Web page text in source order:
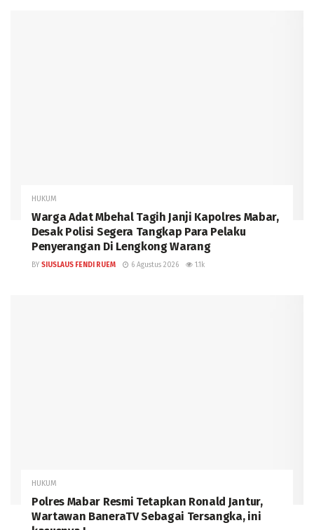
HUKUM
Warga Adat Mbehal Tagih Janji Kapolres Mabar,
Desak Polisi Segera Tangkap Para Pelaku
Penyerangan Di Lengkong Warang
BY SIUSLAUS FENDI RUEM 6 Agustus 2026 1.1k
HUKUM
Polres Mabar Resmi Tetapkan Ronald Jantur,
Wartawan BaneraTV Sebagai Tersangka, ini